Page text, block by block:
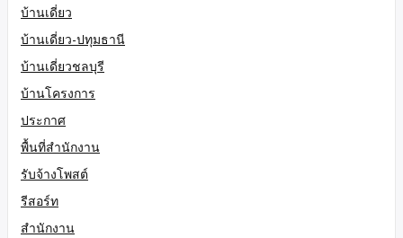
บ้านเดี่ยว
บ้านเดี่ยว-ปทุมธานี
บ้านเดี่ยวชลบุรี
บ้านโครงการ
ประกาศ
พื้นที่สำนักงาน
รับจ้างโพสต์
รีสอร์ท
สำนักงาน